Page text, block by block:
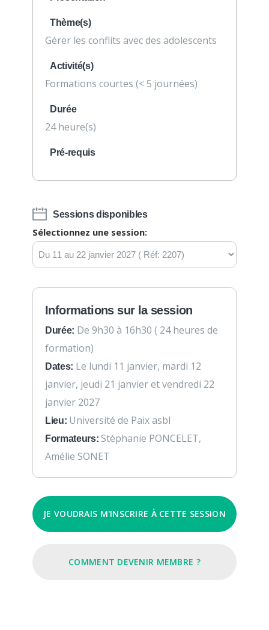
Thème(s)
Gérer les conflits avec des adolescents
Activité(s)
Formations courtes (< 5 journées)
Durée
24 heure(s)
Pré-requis
Sessions disponibles
Sélectionnez une session:
Informations sur la session
Durée: De 9h30 à 16h30 ( 24 heures de
formation)
Dates: Le lundi 11 janvier, mardi 12
janvier, jeudi 21 janvier et vendredi 22
janvier 2027
Lieu: Université de Paix asbl
Formateurs: Stéphanie PONCELET,
Amélie SONET
JE VOUDRAIS M'INSCRIRE À CETTE SESSION
COMMENT DEVENIR MEMBRE ?